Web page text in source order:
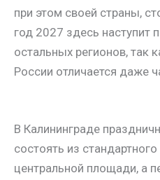
при этом своей страны,
год 2027 здесь наступит
остальных регионов, так
России отличается даже
В Калининграде
состоять из
центральной площади, а